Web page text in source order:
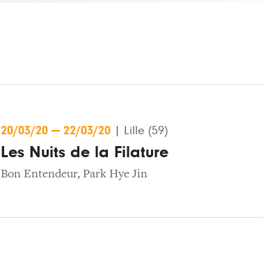
20/03/20 — 22/03/20 Lille (59)
Les Nuits de la Filature
Bon Entendeur, Park Hye Jin